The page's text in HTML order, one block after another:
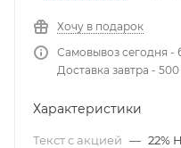
Хочу в подарок
Самовывоз сегодня -
Доставка завтра - 500
Характеристики
Текст с акцией — 22%